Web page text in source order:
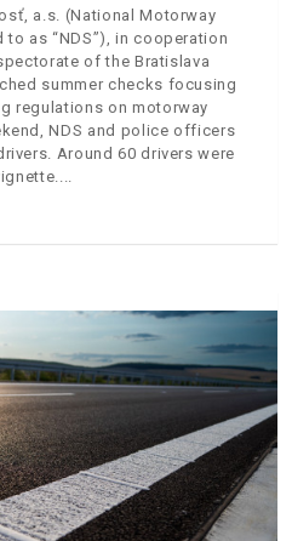
a.s. (National Motorway
as “NDS”), in cooperation
of the Bratislava
summer checks focusing
regulations on motorway
NDS and police officers
Around 60 drivers were